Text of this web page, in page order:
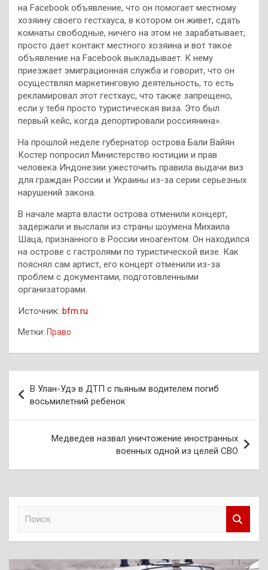
на Facebook объявление, что он помогает местному
хозяину своего гестхауса, в котором он живет, сдать
комнаты свободные, ничего на этом не зарабатывает,
просто дает контакт местного хозяина и вот такое
объявление на Facebook выкладывает. К нему
приезжает эмиграционная служба и говорит, что он
осуществлял маркетинговую деятельность, то есть
рекламировал этот гестхаус, что также запрещено,
если у тебя просто туристическая виза. Это был
первый кейс, когда депортировали россиянина».
На прошлой неделе губернатор острова Бали Вайян
Костер попросил Министерство юстиции и прав
человека Индонезии ужесточить правила выдачи виз
для граждан России и Украины из-за серии серьезных
нарушений закона.
В начале марта власти острова отменили концерт,
задержали и выслали из страны шоумена Михаила
Шаца, признанного в России иноагентом. Он находился
на острове с гастролями по туристической визе. Как
пояснял сам артист, его концерт отменили из-за
проблем с документами, подготовленными
организаторами.
Источник: bfm.ru
Метки: Право
по
записям
В Улан-Удэ в ДТП с пьяным водителем погиб
восьмилетний ребенок
Медведев назвал уничтожение иностранных
военных одной из целей СВО
к